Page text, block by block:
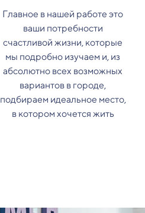
Главное в нашей работе это
ваши потребности
счастливой жизни, которые
мы подробно изучаем и, из
абсолютно всех возможных
вариантов в городе,
подбираем идеальное место,
в котором хочется жить